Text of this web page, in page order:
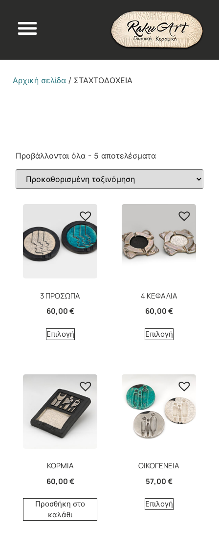
Αρχική σελίδα / ΣΤΑΧΤΟΔΟΧΕΙΑ
Προβάλλονται όλα - 5 αποτελέσματα
3 ΠΡΟΣΩΠΑ
60,00€
Επιλογή
4 ΚΕΦΑΛΙΑ
60,00€
Επιλογή
ΚΟΡΜΙΑ
60,00€
Προσθήκη στο
καλάθι
ΟΙΚΟΓΕΝΕΙΑ
57,00€
Επιλογή